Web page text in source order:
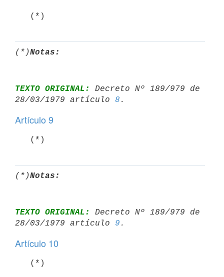
   (*)
(*)Notas:
TEXTO ORIGINAL:
Decreto Nº 189/979 de
28/03/1979 artículo 8
Artículo 9
   (*)
(*)Notas:
TEXTO ORIGINAL:
Decreto Nº 189/979 de
28/03/1979 artículo 9
Artículo 10
   (*)